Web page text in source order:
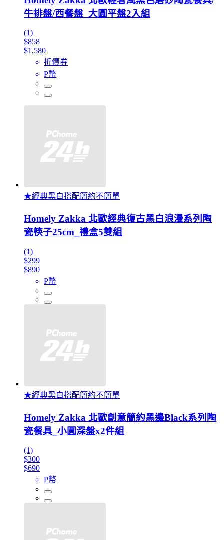
牛排盤/西餐盤_大圓平盤2入組
(1)
$858
$1,580
折價券
P幣
★經典黑白搭配簡約不簡單
Homely Zakka 北歐經典復古黑白浪漫系列陶
瓷筷子25cm_禮盒5雙組
(1)
$299
$890
P幣
★經典黑白搭配簡約不簡單
Homely Zakka 北歐創意簡約黑邊Black系列陶
瓷餐具_小圓深盤x2件組
(1)
$300
$690
P幣